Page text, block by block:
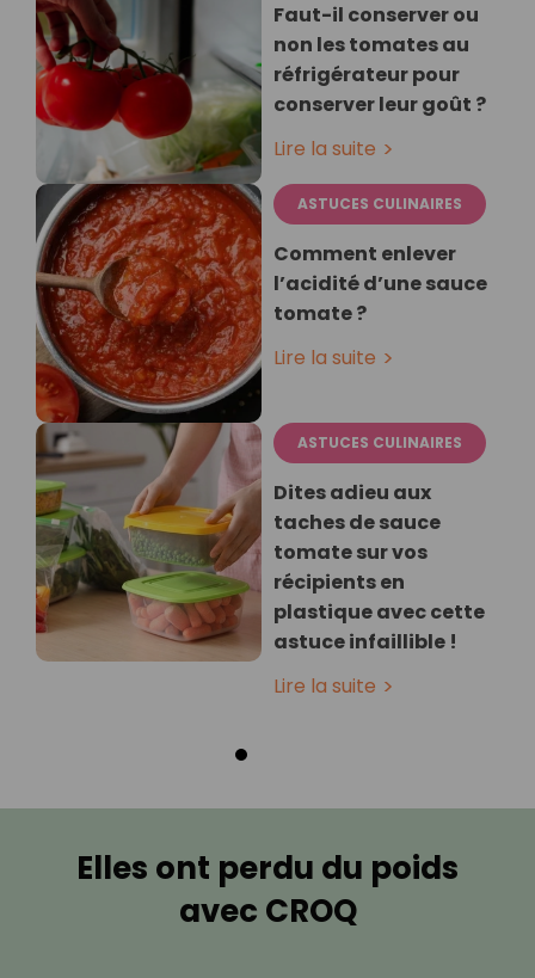
Faut-il conserver ou
non les tomates au
réfrigérateur pour
conserver leur goût ?
Lire la suite
ASTUCES CULINAIRES
Comment enlever
l’acidité d’une sauce
tomate ?
Lire la suite
ASTUCES CULINAIRES
Dites adieu aux
taches de sauce
tomate sur vos
récipients en
plastique avec cette
astuce infaillible !
Lire la suite
Elles ont perdu du poids
avec CROQ